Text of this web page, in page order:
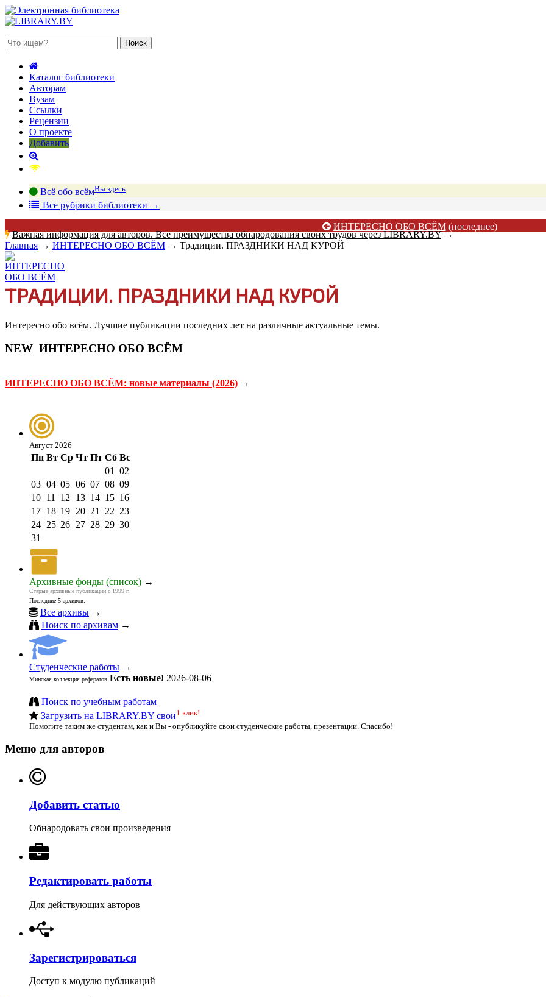
Каталог библиотеки
Авторам
Вузам
Ссылки
Рецензии
О проекте
Добавить
Всё обо всёмВы здесь
Все рубрики библиотеки →
ИНТЕРЕСНО ОБО ВСЁМ(последнее)
Важная информация для авторов. Все преимущества обнародования своих трудов через LIBRARY.BY→
Главная → ИНТЕРЕСНО ОБО ВСЁМ → Традиции. ПРАЗДНИКИ НАД КУРОЙ
ТРАДИЦИИ. ПРАЗДНИКИ НАД КУРОЙ
Интересно обо всём. Лучшие публикации последних лет на различные актуальные темы.
NEW ИНТЕРЕСНО ОБО ВСЁМ
ИНТЕРЕСНО ОБО ВСЁМ: новые материалы (2026) →
Август 2026
Пн Вт Ср Чт Пт Сб Вс
01
02
03 04 05 06 07 08 09
10 11 12 13 14 15 16
17 18 19 20 21 22 23
24 25 26 27 28 29 30
31
Архивные фонды (список) →
Старые архивные публикации с 1999 г.
Последние 5 архивов:
Все архивы →
Поиск по архивам →
Студенческие работы →
Минская коллекция рефератов Есть новые! 2026-08-06
Поиск по учебным работам
Загрузить на LIBRARY.BY свои1 клик!
Помогите таким же студентам, как и Вы - опубликуйте свои студенческие работы, презентации. Спасибо!
Меню для авторов
Добавить статью
Обнародовать свои произведения
Редактировать работы
Для действующих авторов
Зарегистрироваться
Доступ к модулю публикаций